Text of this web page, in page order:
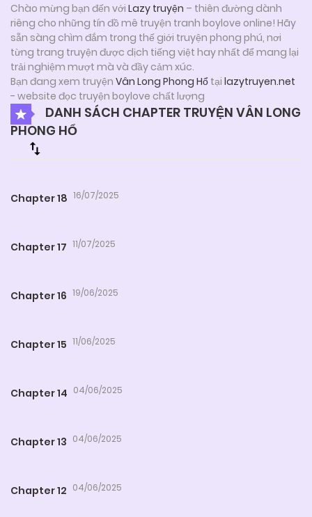
Chào mừng bạn đến với Lazy truyện – thiên đường dành
riêng cho những tín đồ mê truyện tranh boylove online! Hãy
sẵn sàng chìm đắm trong thế giới truyện phong phú, nơi
từng trang truyện được dịch tiếng việt hay nhất để mang lại
trải nghiệm mượt mà và đầy cảm xúc.
Bạn đang xem truyện Vân Long Phong Hổ tại lazytruyen.net
- website đọc truyện boylove chất lượng
DANH SÁCH CHAPTER TRUYỆN VÂN LONG
PHONG HỔ
Chapter 18 16/07/2025
Chapter 17 11/07/2025
Chapter 16 19/06/2025
Chapter 15 11/06/2025
Chapter 14 04/06/2025
Chapter 13 04/06/2025
Chapter 12 04/06/2025